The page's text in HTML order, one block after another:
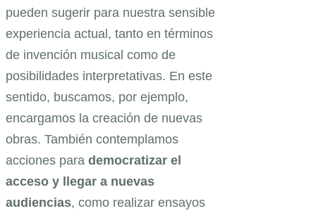
pueden sugerir para nuestra sensible
experiencia actual, tanto en términos
de invención musical como de
posibilidades interpretativas. En este
sentido, buscamos, por ejemplo,
encargamos la creación de nuevas
obras. También contemplamos
acciones para democratizar el
acceso y llegar a nuevas
audiencias, como realizar ensayos